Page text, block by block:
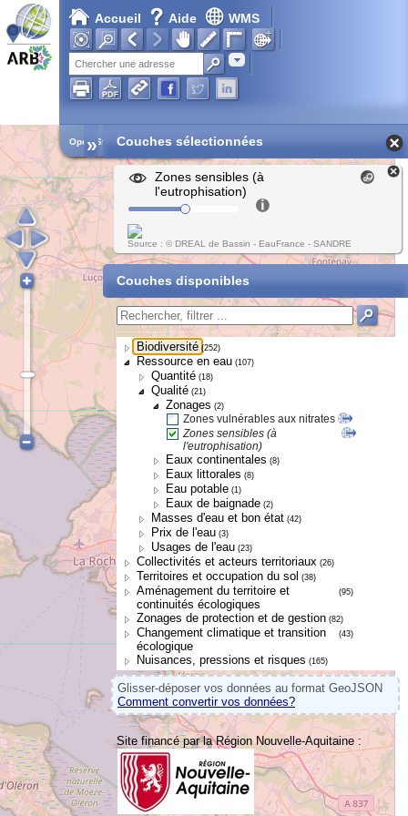
Accueil Aide WMS
Adresse
Open Street Map
» Couches sélectionnées
Zones sensibles (à
l'eutrophisation)
Source : © DREAL de Bassin - EauFrance - SANDRE
Couches disponibles
Biodiversité (252)
Ressource en eau (107)
Quantité (18)
Qualité (21)
Zonages (2)
Zones vulnérables aux nitrates
Zones sensibles (à
l'eutrophisation)
Eaux continentales (8)
Eaux littorales (8)
Eau potable (1)
Eaux de baignade (2)
Masses d'eau et bon état (42)
Prix de l'eau (3)
Usages de l'eau (23)
Collectivités et acteurs territoriaux (26)
Territoires et occupation du sol (38)
Aménagement du territoire et
continuités écologiques
(95)
Zonages de protection et de gestion (82)
Changement climatique et transition
écologique
(43)
Nuisances, pressions et risques (165)
Glisser-déposer vos données au format GeoJSON
Comment convertir vos données?
Site financé par la Région Nouvelle-Aquitaine :